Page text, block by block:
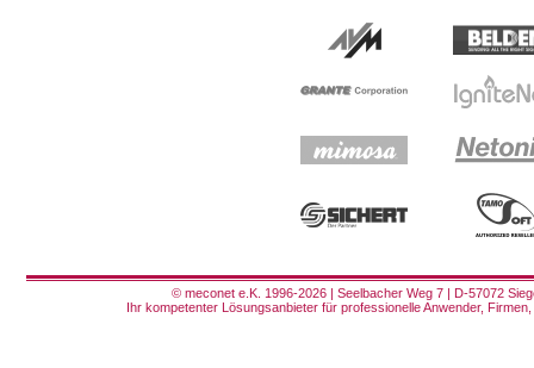
© meconet e.K. 1996-2026 | Seelbacher Weg 7 | D-57072
Ihr kompetenter Lösungsanbieter für professionelle Anwender,